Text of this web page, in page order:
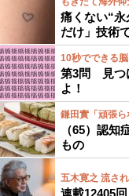
痛くない“
だけ」技術
10秒でできる
第3問 見つ
よ！
鎌田實「頑張ら
（65）認
もの
五木寛之 流さ
連載12405